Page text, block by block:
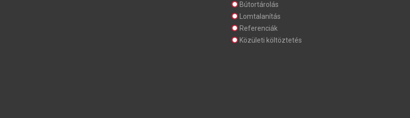
Bútortárolás
Lomtalanítás
Referenciák
Közületi költöztetés